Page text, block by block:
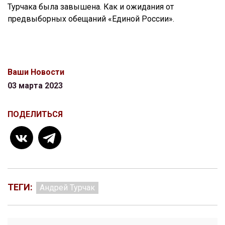
Турчака была завышена. Как и ожидания от
предвыборных обещаний «Единой России».
Ваши Новости
03 марта 2023
ПОДЕЛИТЬСЯ
ТЕГИ: Андрей Турчак